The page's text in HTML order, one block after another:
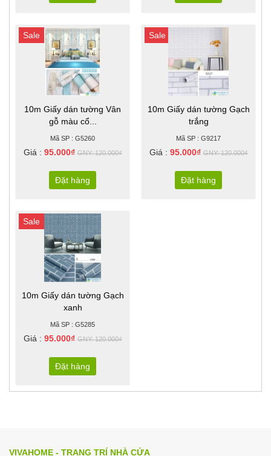
Sale
10m Giấy dán tường Vân
gỗ màu cổ...
Mã SP : G5260
Giá : 95.000₫GNY: 120.000₫
Đặt hàng
Sale
10m Giấy dán tường Gạch
trắng
Mã SP : G9217
Giá : 95.000₫GNY: 120.000₫
Đặt hàng
Sale
10m Giấy dán tường Gạch
xanh
Mã SP : G5285
Giá : 95.000₫GNY: 120.000₫
Đặt hàng
VIVAHOME - TRANG TRÍ NHÀ CỬA